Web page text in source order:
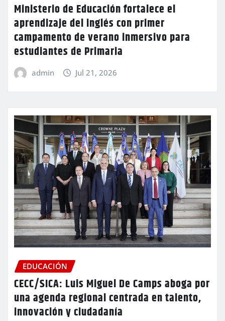
Ministerio de Educación fortalece el
aprendizaje del inglés con primer
campamento de verano inmersivo para
estudiantes de Primaria
admin Jul 21, 2026
EDUCACIÓN
CECC/SICA: Luis Miguel De Camps aboga por
una agenda regional centrada en talento,
innovación y ciudadanía